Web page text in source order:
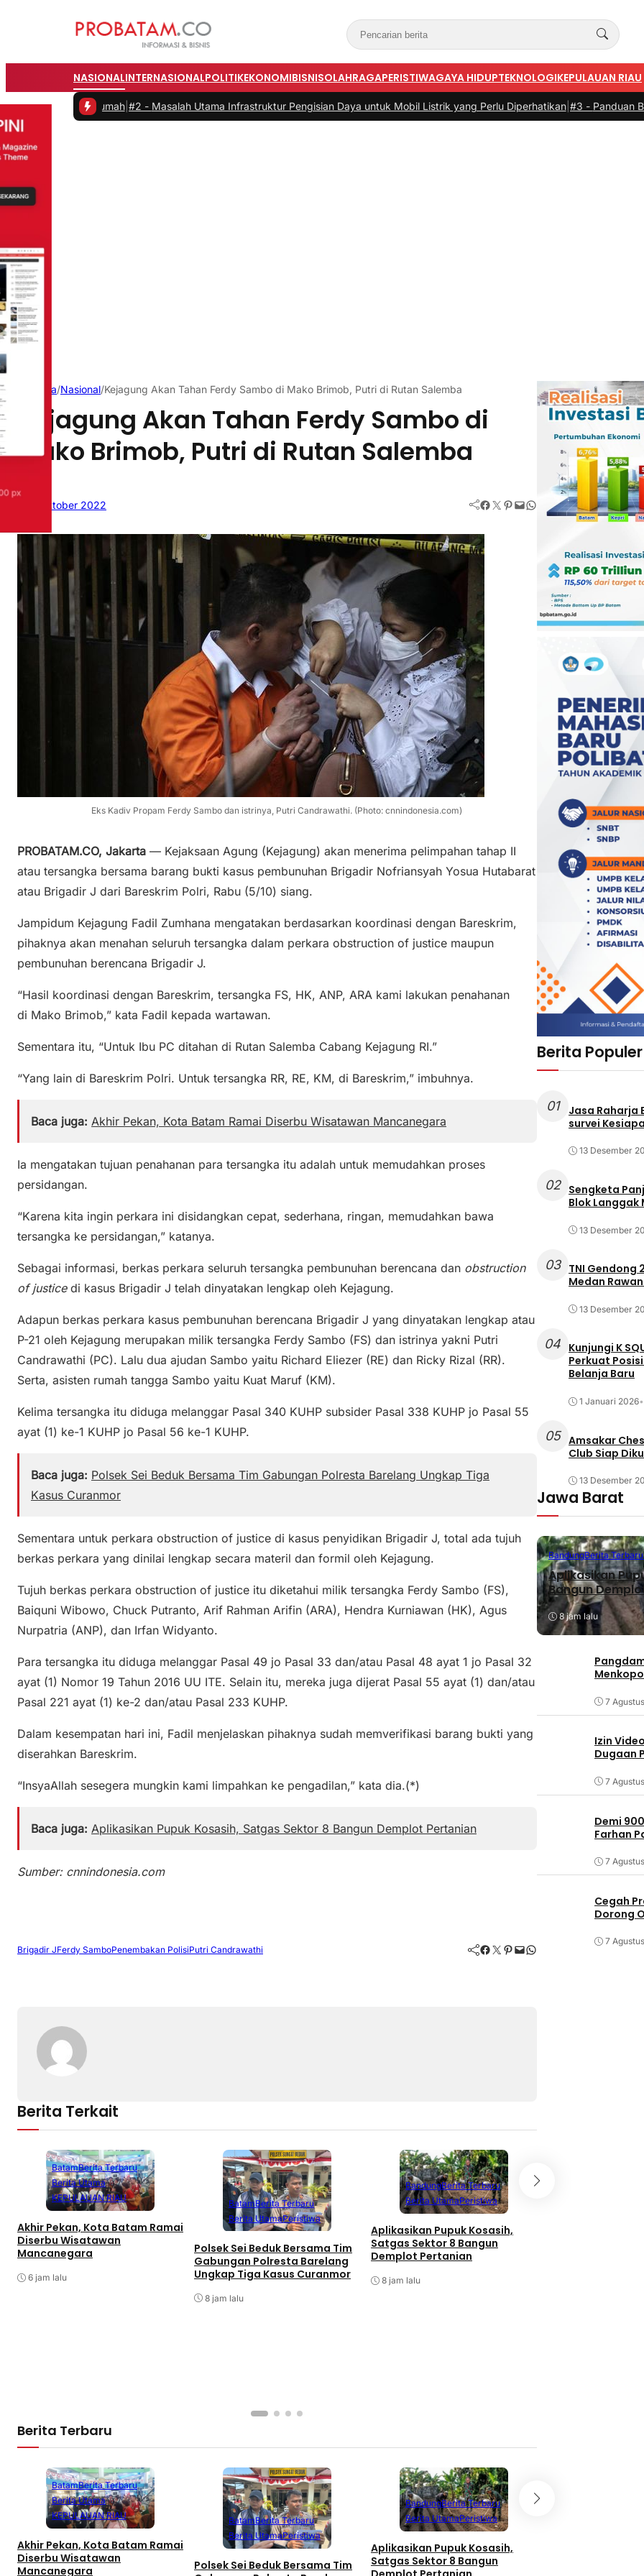
NASIONALINTERNASIONALPOLITIKEKONOMIBISNISOLAHRAGAPERISTIWAGAYA HIDUPTEKNOLOGIKEPULAUAN RIAU
Rumah #2 -Masalah Utama Infrastruktur Pengisian Daya untuk Mobil Listrik yang Perlu Diperhatikan|#3 -Panduan Belanja Online
Beranda/Nasional/Kejagung Akan Tahan Ferdy Sambo di Mako Brimob, Putri di Rutan Salemba
Kejagung Akan Tahan Ferdy Sambo di
Mako Brimob, Putri di Rutan Salemba
5 Oktober 2022 Facebook Twitter Pinterest Mail WhatsApp
Eks Kadiv Propam Ferdy Sambo dan istrinya, Putri Candrawathi. (Photo: cnnindonesia.com)
PROBATAM.CO, Jakarta — Kejaksaan Agung (Kejagung) akan menerima pelimpahan tahap II
atau tersangka bersama barang bukti kasus pembunuhan Brigadir Nofriansyah Yosua Hutabarat
atau Brigadir J dari Bareskrim Polri, Rabu (5/10) siang.
Jampidum Kejagung Fadil Zumhana mengatakan berdasarkan koordinasi dengan Bareskrim,
pihaknya akan menahan seluruh tersangka dalam perkara obstruction of justice maupun
pembunuhan berencana Brigadir J.
“Hasil koordinasi dengan Bareskrim, tersangka FS, HK, ANP, ARA kami lakukan penahanan
di Mako Brimob,” kata Fadil kepada wartawan.
Sementara itu, “Untuk Ibu PC ditahan di Rutan Salemba Cabang Kejagung RI.”
“Yang lain di Bareskrim Polri. Untuk tersangka RR, RE, KM, di Bareskrim,” imbuhnya.
Baca juga: Akhir Pekan, Kota Batam Ramai Diserbu Wisatawan Mancanegara
Ia mengatakan tujuan penahanan para tersangka itu adalah untuk memudahkan proses
persidangan.
“Karena kita ingin perkara ini disidangkan cepat, sederhana, ringan, memudahkan bawa
tersangka ke persidangan,” katanya.
Sebagai informasi, berkas perkara seluruh tersangka pembunuhan berencana dan obstruction
of justicedi kasus Brigadir J telah dinyatakan lengkap oleh Kejagung.
Adapun berkas perkara kasus pembunuhan berencana Brigadir J yang dinyatakan lengkap atau
P-21 oleh Kejagung merupakan milik tersangka Ferdy Sambo (FS) dan istrinya yakni Putri
Candrawathi (PC). Lalu dua ajudan Sambo yaitu Richard Eliezer (RE) dan Ricky Rizal (RR).
Serta, asisten rumah tangga Sambo yaitu Kuat Maruf (KM).
Kelima tersangka itu diduga melanggar Pasal 340 KUHP subsider Pasal 338 KUHP jo Pasal 55
ayat (1) ke-1 KUHP jo Pasal 56 ke-1 KUHP.
Baca juga: Polsek Sei Beduk Bersama Tim Gabungan Polresta Barelang Ungkap Tiga
Kasus Curanmor
Sementara untuk perkara obstruction of justice di kasus penyidikan Brigadir J, total ada tujuh
berkas perkara yang dinilai lengkap secara materil dan formil oleh Kejagung.
Tujuh berkas perkara obstruction of justice itu diketahui milik tersangka Ferdy Sambo (FS),
Baiquni Wibowo, Chuck Putranto, Arif Rahman Arifin (ARA), Hendra Kurniawan (HK), Agus
Nurpatria (ANP), dan Irfan Widyanto.
Para tersangka itu diduga melanggar Pasal 49 jo Pasal 33 dan/atau Pasal 48 ayat 1 jo Pasal 32
ayat (1) Nomor 19 Tahun 2016 UU ITE. Selain itu, mereka juga dijerat Pasal 55 ayat (1) dan/atau
Pasal 221 ayat (1) ke-2 dan/atau Pasal 233 KUHP.
Dalam kesempatan hari ini, Fadil menjelaskan pihaknya sudah memverifikasi barang bukti yang
diserahkan Bareskrim.
“InsyaAllah sesegera mungkin kami limpahkan ke pengadilan,” kata dia.(*)
Baca juga: Aplikasikan Pupuk Kosasih, Satgas Sektor 8 Bangun Demplot Pertanian
Sumber: cnnindonesia.com
Brigadir JFerdy SamboPenembakan PolisiPutri Candrawathi Facebook Twitter Pinterest Mail WhatsApp
Berita Terkait
BatamBerita Terbaru
Berita Utama
KEPULAUAN RIAU
Akhir Pekan, Kota Batam Ramai
Diserbu Wisatawan
Mancanegara
6 jam lalu
BatamBerita Terbaru
Berita UtamaPeristiwa
Polsek Sei Beduk Bersama Tim
Gabungan Polresta Barelang
Ungkap Tiga Kasus Curanmor
8 jam lalu
BandungBerita Terbaru
Berita UtamaPeristiwa
Aplikasikan Pupuk Kosasih,
Satgas Sektor 8 Bangun
Demplot Pertanian
8 jam lalu
Berita Terbaru
BatamBerita Terbaru
Berita Utama
KEPULAUAN RIAU
Akhir Pekan, Kota Batam Ramai
Diserbu Wisatawan
Mancanegara
BatamBerita Terbaru
Berita UtamaPeristiwa
Polsek Sei Beduk Bersama Tim
BandungBerita Terbaru
Berita UtamaPeristiwa
Aplikasikan Pupuk Kosasih,
Satgas Sektor 8 Bangun
Berita Populer
01
Jasa Raharja
survei
13 Desember
02
Sengketa
Blok Langgak
13 Desember
03
TNI Gendong
Medan
13 Desember
04 Kunjungi K
Perkuat
Belanja Baru
1 Januari 2026•
05 Amsakar
Club Siap
13 Desember
Jawa Barat
BandungBerita Terbaru
Aplikasikan
Bangun
8 jam lalu
7
Izin
Dugaan
7
Demi
Farhan
7
Cegah
Dorong
7